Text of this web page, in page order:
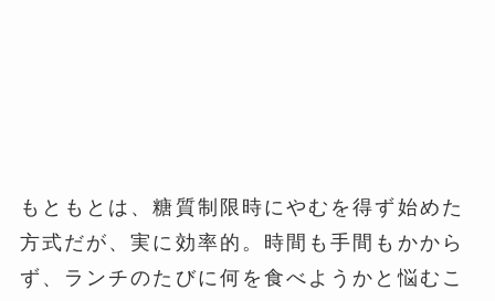
もともとは、糖質制限時にやむを得ず始めた
方式だが、実に効率的。 時間も手間もかから
ず、ランチのたびに何を食べようかと悩むこ